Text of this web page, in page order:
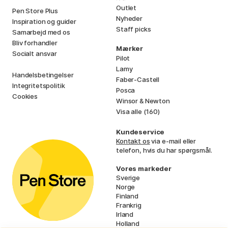
Pen Store Plus
Inspiration og guider
Samarbejd med os
Bliv forhandler
Socialt ansvar
Handelsbetingelser
Integritetspolitik
Cookies
Outlet
Nyheder
Staff picks
Mærker
Pilot
Lamy
Faber-Castell
Posca
Winsor & Newton
Visa alle (160)
Kundeservice
Kontakt osvia e-mail eller
telefon, hvis du har spørgsmål.
Vores markeder
Sverige
Norge
Finland
Frankrig
Irland
Holland